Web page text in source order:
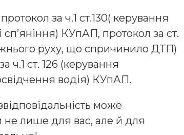
за ч.1 ст.130( керування
КУпАП, протокол за ст.
руху, що спричинило ДТП)
ч.1 ст. 126 (керування
водія) КУпАП.
може
не лише для вас, але й для